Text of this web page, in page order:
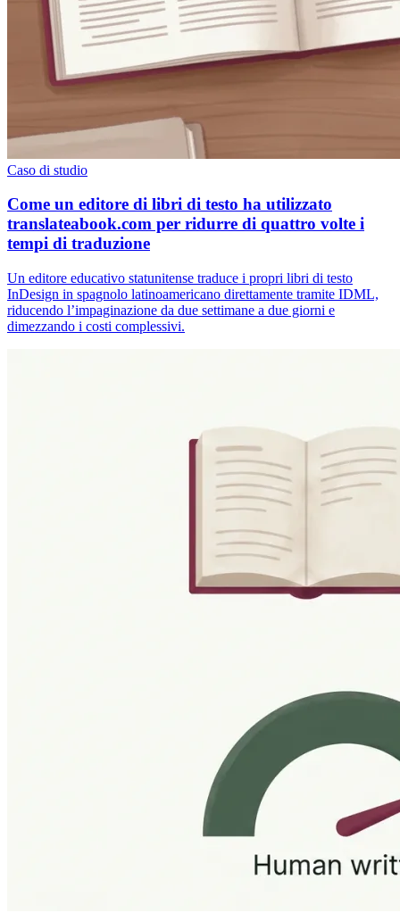
Caso di studio
Come un editore di libri di testo ha utilizzato
translateabook.com per ridurre di quattro volte i
tempi di traduzione
Un editore educativo statunitense traduce i propri libri di testo
InDesign in spagnolo latinoamericano direttamente tramite IDML,
riducendo l’impaginazione da due settimane a due giorni e
dimezzando i costi complessivi.